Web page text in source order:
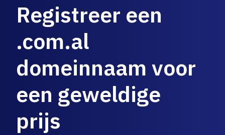
Registreer een
.com.al
domeinnaam voor
een geweldige
prijs